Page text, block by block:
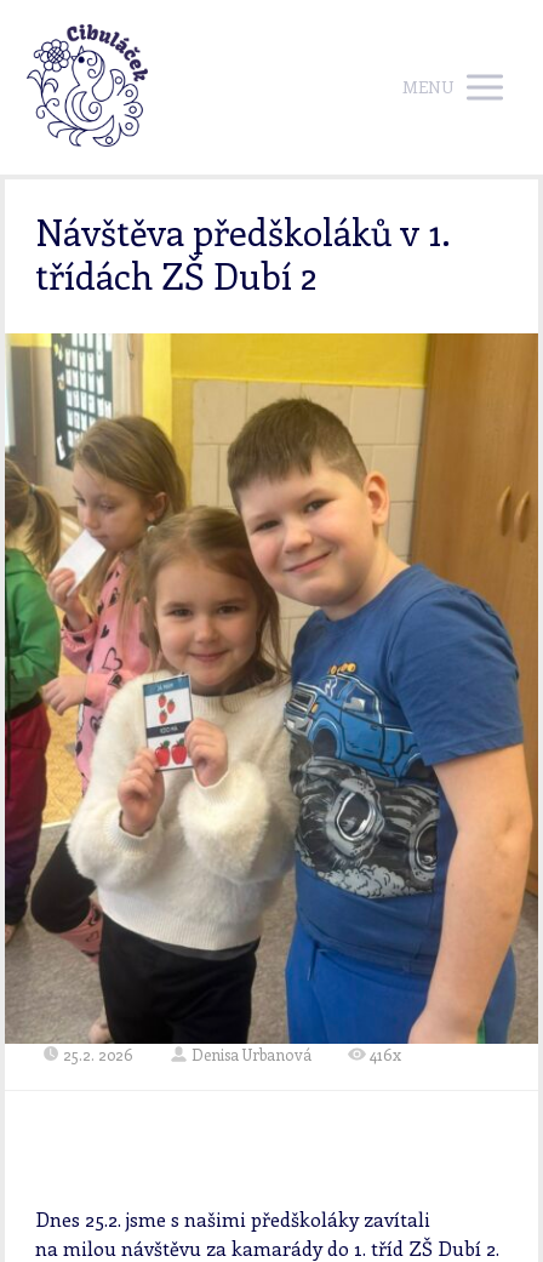
MENU
Návštěva předškoláků v 1.
třídách ZŠ Dubí 2
25.2. 2026 Denisa Urbanová 416x
Dnes 25.2. jsme s našimi předškoláky zavítali
na milou návštěvu za kamarády do 1. tříd ZŠ Dubí 2.